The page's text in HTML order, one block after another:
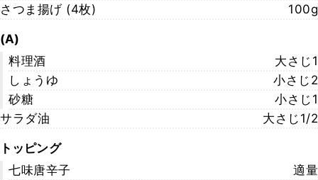
さつま揚げ (4枚)
100g
(A)
料理酒
大さじ1
しょうゆ
小さじ2
砂糖
小さじ1
サラダ油
大さじ1/2
トッピング
七味唐辛子
適量